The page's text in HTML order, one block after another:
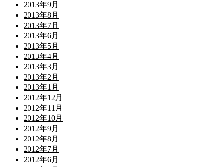
2013年9月
2013年8月
2013年7月
2013年6月
2013年5月
2013年4月
2013年3月
2013年2月
2013年1月
2012年12月
2012年11月
2012年10月
2012年9月
2012年8月
2012年7月
2012年6月